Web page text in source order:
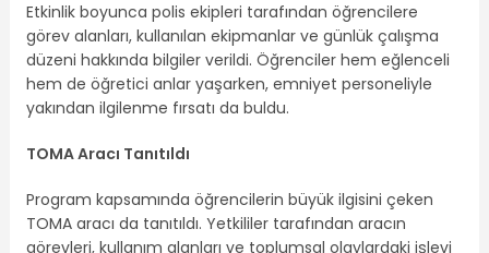
Etkinlik boyunca polis ekipleri tarafından öğrencilere
görev alanları, kullanılan ekipmanlar ve günlük çalışma
düzeni hakkında bilgiler verildi. Öğrenciler hem eğlenceli
hem de öğretici anlar yaşarken, emniyet personeliyle
yakından ilgilenme fırsatı da buldu.
TOMA Aracı Tanıtıldı
Program kapsamında öğrencilerin büyük ilgisini çeken
TOMA aracı da tanıtıldı. Yetkililer tarafından aracın
görevleri, kullanım alanları ve toplumsal olaylardaki işlevi